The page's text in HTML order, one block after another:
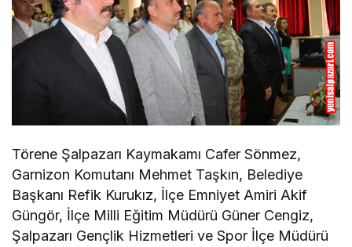
Törene Şalpazarı Kaymakamı Cafer Sönmez,
Garnizon Komutanı Mehmet Taşkın, Belediye
Başkanı Refik Kurukız, İlçe Emniyet Amiri Akif
Güngör, İlçe Milli Eğitim Müdürü Güner Cengiz,
Şalpazarı Gençlik Hizmetleri ve Spor İlçe Müdürü